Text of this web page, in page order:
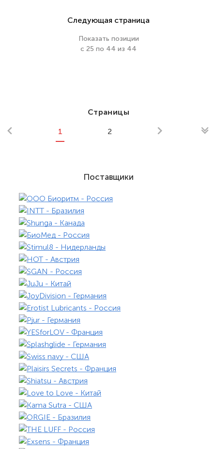
Следующая страница
Показать позиции
с 25 по 44 из 44
Страницы
1 2
Поставщики